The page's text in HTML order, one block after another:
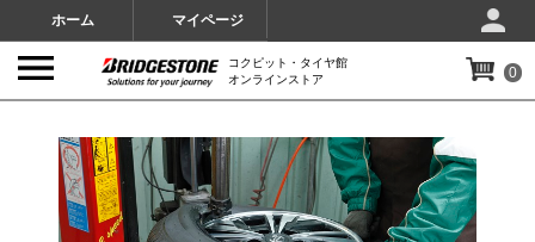
ホーム マイページ
コクピット・タイヤ館
オンラインストア
0